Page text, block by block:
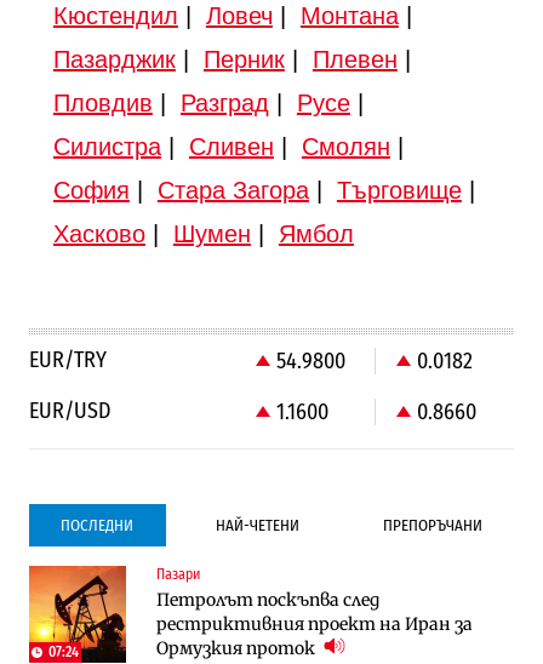
Кюстендил
Ловеч Монтана|
Пазарджик| Перник| Плевен
Пловдив
Разград Русе|
Силистра| Сливен Смолян
София
Стара Загора| Търговище|
Хасково| Шумен Ямбол
EUR/TRY 54.9800
0.0182
EUR/USD
1.1600 0.8660
ПОСЛЕДНИ НАЙ-ЧЕТЕНИ ПРЕПОРЪЧАНИ
07:24
Пазари
Петролът поскъпва след
рестриктивния проект на Иран за
Ормузкия проток
Градоустройство
Столична община избра изпълнител за
преместването на трамвайното
трасе по бул. „Скобелев“
Компании
Vivacom предлага над 150 устройства с
90% отстъпка през август